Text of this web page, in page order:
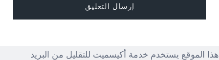
هذا الموقع يستخدم خدمة أكيسميت للتقليل من البريد